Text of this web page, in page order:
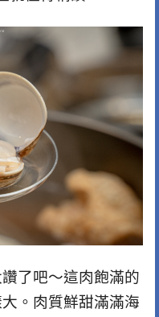
了吧～這肉飽滿的
。肉質鮮甜滿滿海